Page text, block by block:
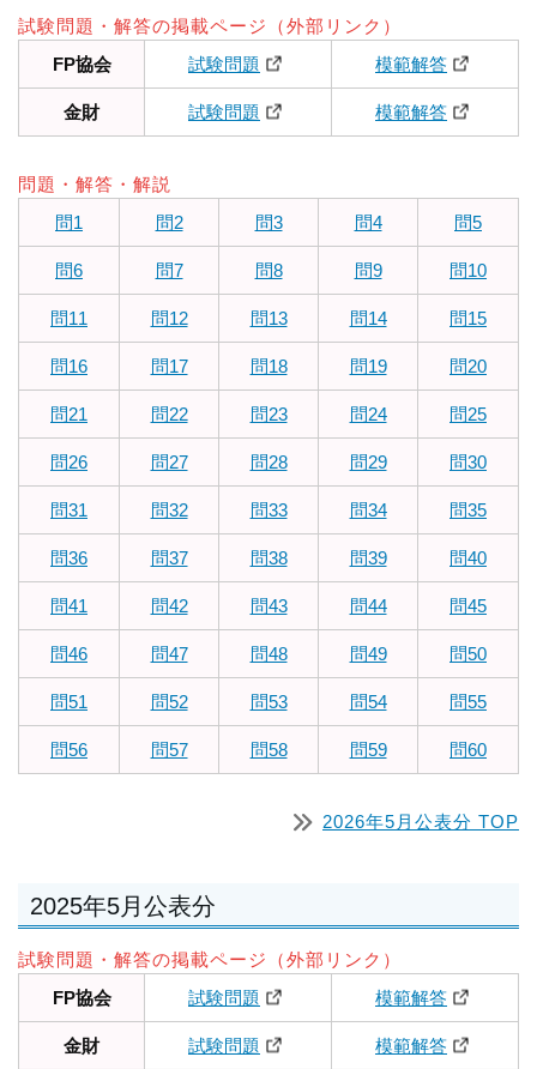
試験問題・解答の掲載ページ（外部リンク）
FP協会
試験問題 模範解答
金財 試験問題 模範解答
問題・解答・解説
問1
問2 問3 問4 問5
問6 問7 問8 問9 問10
問11 問12 問13 問14 問15
問16 問17 問18 問19 問20
問21 問22 問23 問24 問25
問26 問27 問28 問29 問30
問31 問32 問33 問34 問35
問36 問37 問38 問39 問40
問41 問42 問43 問44 問45
問46 問47 問48 問49 問50
問51 問52 問53 問54 問55
問56 問57 問58 問59 問60
2026年5月公表分 TOP
2025年5月公表分
試験問題・解答の掲載ページ（外部リンク）
FP協会
試験問題 模範解答
金財 試験問題 模範解答